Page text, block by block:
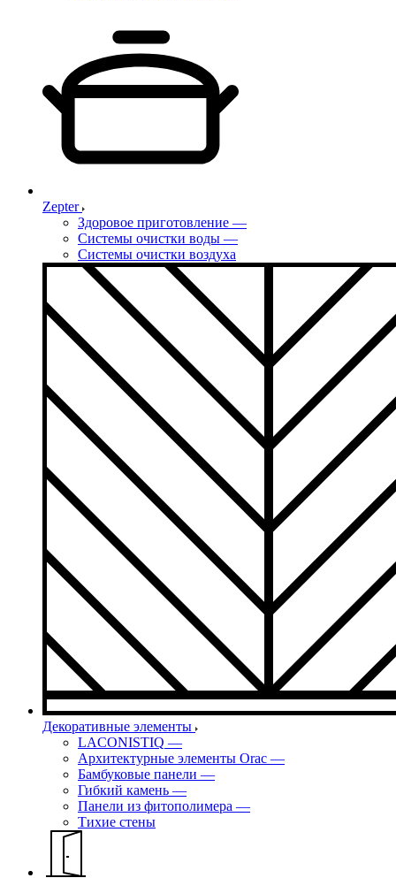
Zepter
Здоровое приготовление —
Системы очистки воды —
Системы очистки воздуха
Декоративные элементы
LACONISTIQ —
Архитектурные элементы Orac —
Бамбуковые панели —
Гибкий камень —
Панели из фитополимера —
Тихие стены